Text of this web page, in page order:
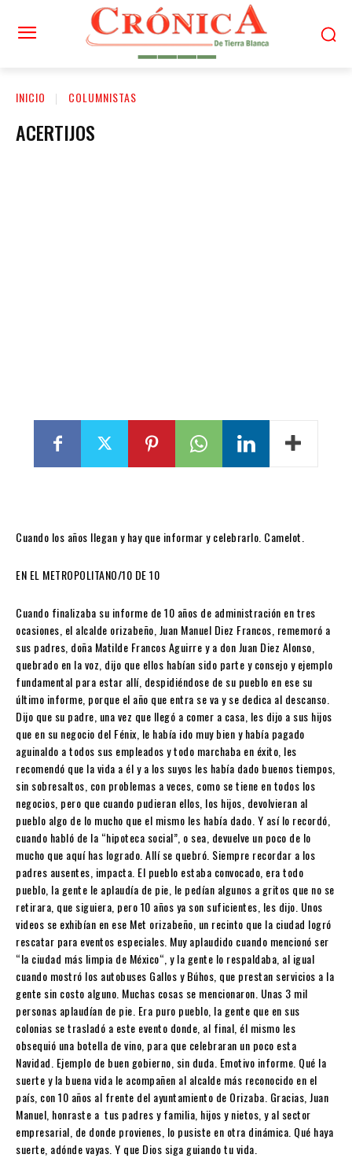
INICIO COLUMNISTAS
ACERTIJOS
Cuando los años llegan y hay que informar y celebrarlo. Camelot.
EN EL METROPOLITANO/10 DE 10
Cuando finalizaba su informe de 10 años de administración en tres
ocasiones, el alcalde orizabeño, Juan Manuel Diez Francos, rememoró a
sus padres, doña Matilde Francos Aguirre y a don Juan Diez Alonso,
quebrado en la voz, dijo que ellos habían sido parte y consejo y ejemplo
fundamental para estar allí, despidiéndose de su pueblo en ese su
último informe, porque el año que entra se va y se dedica al descanso.
Dijo que su padre, una vez que llegó a comer a casa, les dijo a sus hijos
que en su negocio del Fénix, le había ido muy bien y había pagado
aguinaldo a todos sus empleados y todo marchaba en éxito, les
recomendó que la vida a él y a los suyos les había dado buenos tiempos,
sin sobresaltos, con problemas a veces, como se tiene en todos los
negocios, pero que cuando pudieran ellos, los hijos, devolvieran al
pueblo algo de lo mucho que el mismo les había dado. Y así lo recordó,
cuando habló de la “hipoteca social”, o sea, devuelve un poco de lo
mucho que aquí has logrado. Allí se quebró. Siempre recordar a los
padres ausentes, impacta. El pueblo estaba convocado, era todo
pueblo, la gente le aplaudía de pie, le pedían algunos a gritos que no se
retirara, que siguiera, pero 10 años ya son suficientes, les dijo. Unos
videos se exhibían en ese Met orizabeño, un recinto que la ciudad logró
rescatar para eventos especiales. Muy aplaudido cuando mencionó ser
“la ciudad más limpia de México“, y la gente lo respaldaba, al igual
cuando mostró los autobuses Gallos y Búhos, que prestan servicios a la
gente sin costo alguno. Muchas cosas se mencionaron. Unas 3 mil
personas aplaudían de pie. Era puro pueblo, la gente que en sus
colonias se trasladó a este evento donde, al final, él mismo les
obsequió una botella de vino, para que celebraran un poco esta
Navidad. Ejemplo de buen gobierno, sin duda. Emotivo informe. Qué la
suerte y la buena vida le acompañen al alcalde más reconocido en el
país, con 10 años al frente del ayuntamiento de Orizaba. Gracias, Juan
Manuel, honraste a tus padres y familia, hijos y nietos, y al sector
empresarial, de donde provienes, lo pusiste en otra dinámica. Qué haya
suerte, adónde vayas. Y que Dios siga guiando tu vida.